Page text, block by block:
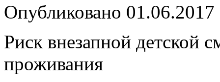
Опубликовано 01.06.2017
Риск внезапной детской
проживания